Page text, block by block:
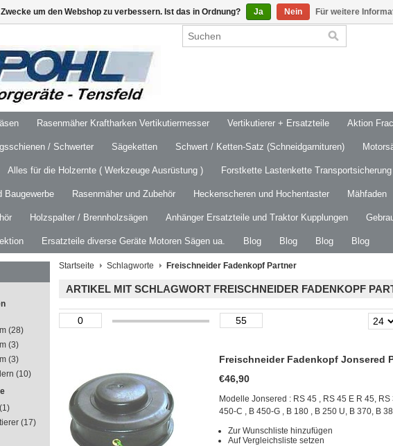
Rasenmäher Kraftharken Vertikutiermesser Vertikutierer + Ersatzteile Aktion
/ Schwerter Sägeketten Schwert / Ketten-Satz (Schneidgarnituren)
Alles für die Holzernte ( Werkzeuge Ausrüstung ) Forstkette Lastenkette
Baugewerbe Rasenmäher und Zubehör Heckenscheren und Hochentaster Mähfaden
Holzspalter / Brennholzsägen Anhänger Ersatzteile und Traktor Kupplungen
Ersatzteile diverse Geräte Motoren Sägen ua. Blog Blog Blog Blog
(28)
(3)
(3)
(10)
(1)
(17)
Startseite Schlagworte Freischneider Fadenkopf Partner
ARTIKEL MIT SCHLAGWORT FREISCHNEIDER FADENKOPF
Freischneider Fadenkopf Jonsered
€46,90
Modelle Jonsered : RS 45 , RS 45 E R 45,
450-C , B 450-G , B 180 , B 250 U, B 370, B
Zur Wunschliste hinzufügen
Auf Vergleichsliste setzen
um den Webshop zu verbessern. Ist das in Ordnung? Ja Nein Für weitere